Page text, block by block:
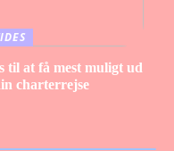
til at få mest muligt ud
charterrejse